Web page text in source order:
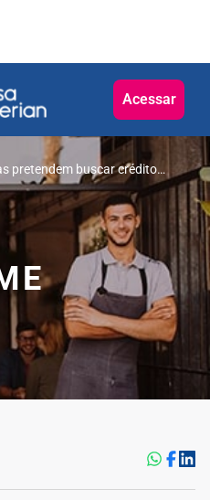
Acessar
pretendem buscar crédito
revela Serasa Experian